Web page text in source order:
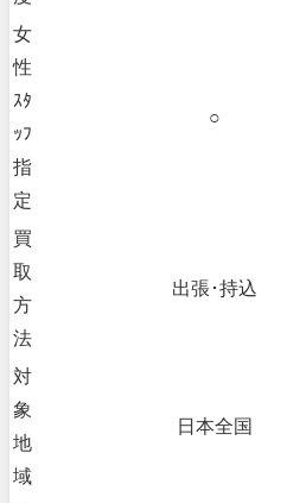
女
性
ｽﾀ
ｯﾌ
指
定
○
買
取
方
法
出張･持込
対
象
地
域
日本全国